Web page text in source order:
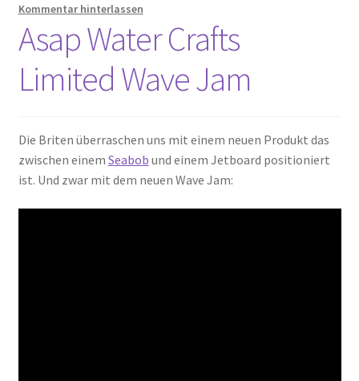
Kommentar hinterlassen
Asap Water Crafts
Limited Wave Jam
Die Briten überraschen uns mit einem neuen Produkt das
zwischen einem Seabob und einem Jetboard positioniert
ist. Und zwar mit dem neuen Wave Jam: